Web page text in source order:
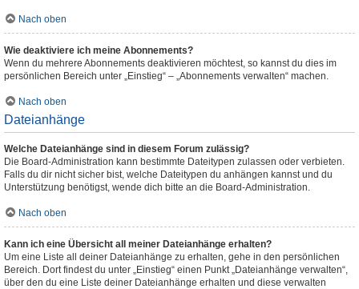
Nach oben
Wie deaktiviere ich meine Abonnements?
Wenn du mehrere Abonnements deaktivieren möchtest, so kannst du dies im
persönlichen Bereich unter „Einstieg“ – „Abonnements verwalten“ machen.
Nach oben
Dateianhänge
Welche Dateianhänge sind in diesem Forum zulässig?
Die Board-Administration kann bestimmte Dateitypen zulassen oder verbieten.
Falls du dir nicht sicher bist, welche Dateitypen du anhängen kannst und du
Unterstützung benötigst, wende dich bitte an die Board-Administration.
Nach oben
Kann ich eine Übersicht all meiner Dateianhänge erhalten?
Um eine Liste all deiner Dateianhänge zu erhalten, gehe in den persönlichen
Bereich. Dort findest du unter „Einstieg“ einen Punkt „Dateianhänge verwalten“,
über den du eine Liste deiner Dateianhänge erhalten und diese verwalten